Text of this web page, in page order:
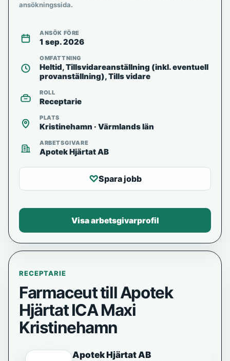
RECEPTARIE
Farmaceut till Apotek
Hjärtat ICA Maxi
Kristinehamn
Apotek Hjärtat AB
ansökningssida.
ANSÖK FÖRE
1 sep. 2026
OMFATTNING
Heltid, Tillsvidareanställning (inkl. eventuell
provanställning), Tills vidare
ROLL
Receptarie
PLATS
Kristinehamn · Värmlands län
ARBETSGIVARE
Apotek Hjärtat AB
♡Spara jobb
Visa arbetsgivarprofil